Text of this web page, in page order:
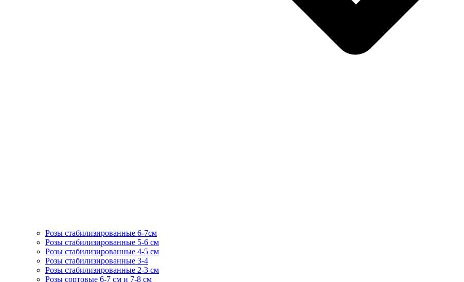
Розы стабилизированные 6-7см
Розы стабилизированные 5-6 см
Розы стабилизированные 4-5 см
Розы стабилизированные 3-4
Розы стабилизированные 2-3 см
Розы сортовые 6-7 см и 7-8 см